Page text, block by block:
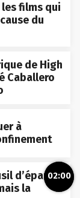
films qui
du
de High
Caballero
à
d’épaule
la
02:00